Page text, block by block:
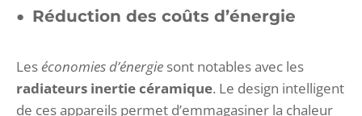
Réduction des coûts d’énergie
Les économies d’énergie sont notables avec les
radiateurs inertie céramique. Le design intelligent
de ces appareils permet d’emmagasiner la chaleur